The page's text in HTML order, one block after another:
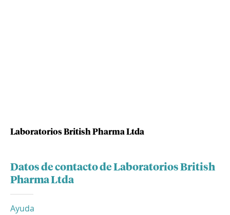
Laboratorios British Pharma Ltda
Datos de contacto de Laboratorios British
Pharma Ltda
Ayuda